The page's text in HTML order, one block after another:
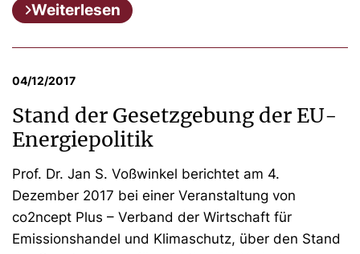
Weiterlesen
04/12/2017
Stand der Gesetzgebung der EU-
Energiepolitik
Prof. Dr. Jan S. Voßwinkel berichtet am 4.
Dezember 2017 bei einer Veranstaltung von
co2ncept Plus – Verband der Wirtschaft für
Emissionshandel und Klimaschutz, über den Stand